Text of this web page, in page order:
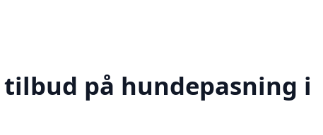
på hundepasning i